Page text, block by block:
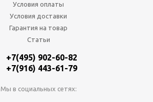
Условия оплаты
Условия доставки
Гарантия на товар
Статьи
+7(495) 902-60-82
+7(916) 443-61-79
Мы в социальных сетях: